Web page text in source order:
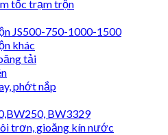
tốc trạm trộn
JS500-750-1000-1500
khác
tải
phớt nắp
BW3329
trơn, gioăng kín nước